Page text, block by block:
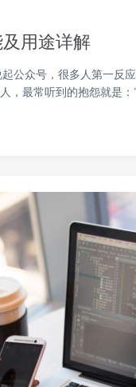
用途详解
公众号，很多人第一反
，最常听到的抱怨就是